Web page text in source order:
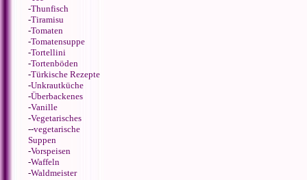
-Thunfisch
-Tiramisu
-Tomaten
-Tomatensuppe
-Tortellini
-Tortenböden
-Türkische Rezepte
-Unkrautküche
-Überbackenes
-Vanille
-Vegetarisches
--vegetarische
Suppen
-Vorspeisen
-Waffeln
-Waldmeister